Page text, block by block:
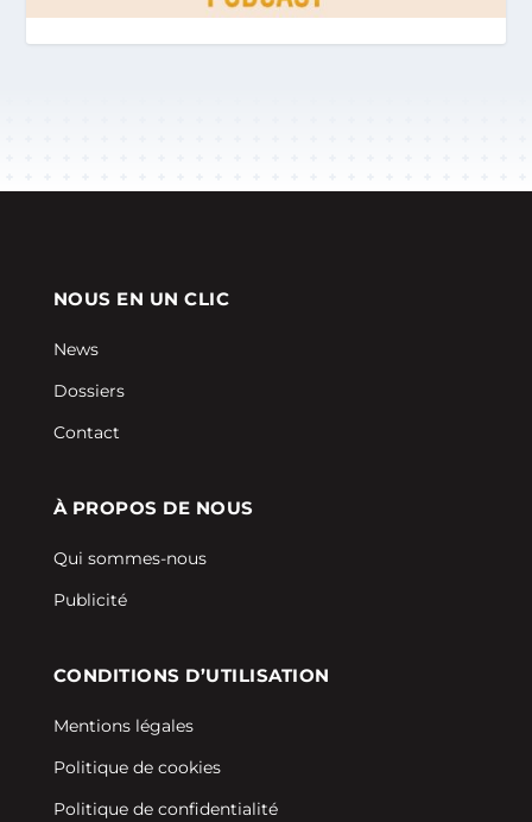
NOUS EN UN CLIC
News
Dossiers
Contact
À PROPOS DE NOUS
Qui sommes-nous
Publicité
CONDITIONS D’UTILISATION
Mentions légales
Politique de cookies
Politique de confidentialité